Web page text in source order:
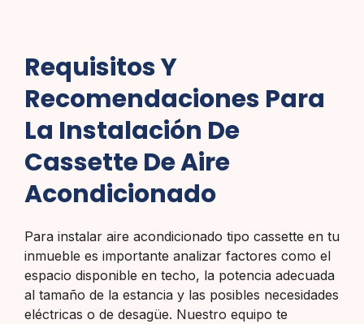
Requisitos Y
Recomendaciones Para
La Instalación De
Cassette De Aire
Acondicionado
Para instalar aire acondicionado tipo cassette en tu
inmueble es importante analizar factores como el
espacio disponible en techo, la potencia adecuada
al tamaño de la estancia y las posibles necesidades
eléctricas o de desagüe. Nuestro equipo te